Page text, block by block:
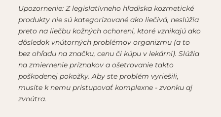
Upozornenie: Z legislatívneho hľadiska kozmetické
produkty nie sú kategorizované ako liečivá, neslúžia
preto na liečbu kožných ochorení, ktoré vznikajú ako
dôsledok vnútorných problémov organizmu (a to
bez ohľadu na značku, cenu či kúpu v lekárni). Slúžia
na zmiernenie príznakov a ošetrovanie takto
poškodenej pokožky. Aby ste problém vyriešili,
musíte k nemu pristupovať komplexne - zvonku aj
zvnútra.